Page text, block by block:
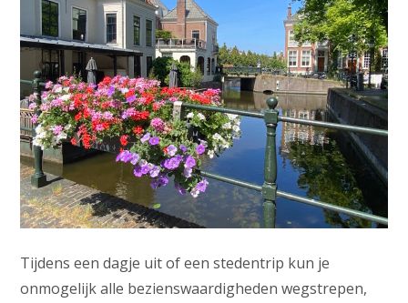
Tijdens een dagje uit of een stedentrip kun je
onmogelijk alle bezienswaardigheden wegstrepen,